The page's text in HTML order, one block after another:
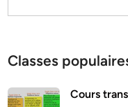
Classes
Cours